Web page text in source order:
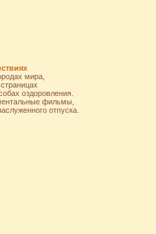
мира,
оздоровления.
фильмы,
отпуска.